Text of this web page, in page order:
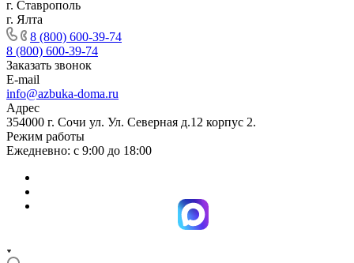
г. Ставрополь
г. Ялта
8 (800) 600-39-74
8 (800) 600-39-74
Заказать звонок
E-mail
info@azbuka-doma.ru
Адрес
354000 г. Сочи ул. Ул. Северная д.12 корпус 2.
Режим работы
Ежедневно: с 9:00 до 18:00